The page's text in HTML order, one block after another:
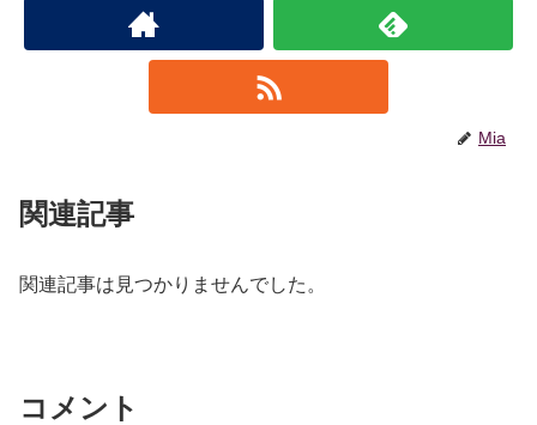
Mia
関連記事
関連記事は見つかりませんでした。
コメント